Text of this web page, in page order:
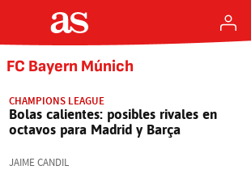
FC Bayern Múnich
CHAMPIONS LEAGUE
Bolas calientes: posibles rivales en
octavos para Madrid y Barça
JAIME CANDIL